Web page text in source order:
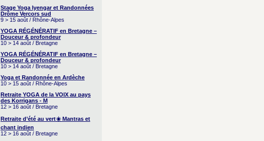
Stage Yoga Iyengar et Randonnées
Drôme Vercors sud
9 > 15 août / Rhône-Alpes
YOGA RÉGÉNÉRATIF en Bretagne –
Douceur & profondeur
10 > 14 août / Bretagne
YOGA RÉGÉNÉRATIF en Bretagne –
Douceur & profondeur
10 > 14 août / Bretagne
Yoga et Randonnée en Ardèche
10 > 15 août / Rhône-Alpes
Retraite YOGA de la VOIX au pays
des Korrigans - M
12 > 16 août / Bretagne
Retraite d’été au vert☀️ Mantras et
chant indien
12 > 16 août / Bretagne